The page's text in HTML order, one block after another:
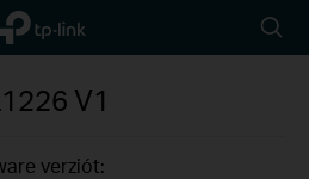
TP-Link,
Reliably
icon
V1
verziót: